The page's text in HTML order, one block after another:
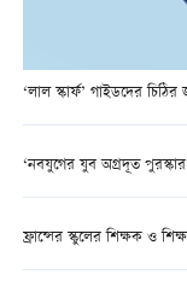
‘লাল স্কার্ফ’ গাইডদের
‘নবযুগের যুব অগ্রদূত
ফ্রান্সের স্কুলের শিক্ষক ও